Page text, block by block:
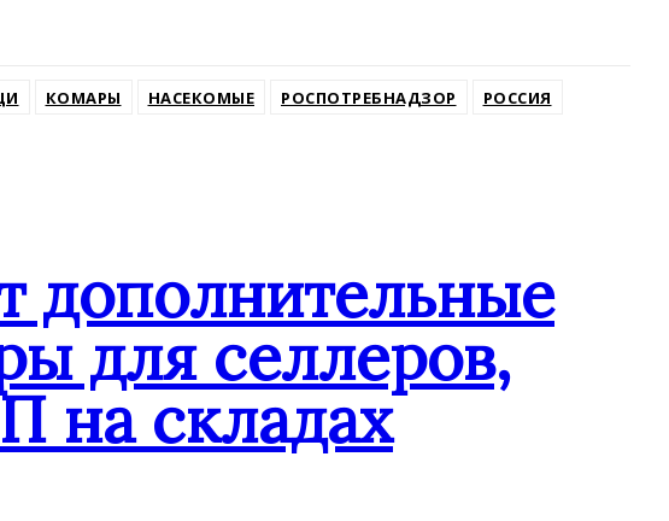
КОМАРЫ НАСЕКОМЫЕ РОСПОТРЕБНАДЗОР РОССИЯ
дополнительные
для селлеров,
на складах